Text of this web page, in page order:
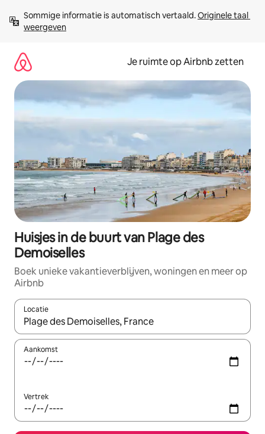
direct
naar
Sommige informatie is automatisch vertaald. Originele taal
weergeven
Je ruimte op Airbnb zetten
Huisjes in de buurt van Plage des
Demoiselles
Boek unieke vakantieverblijven, woningen en meer op
Airbnb
Locatie
Wanneer er suggesties beschikbaar zijn, maak je een keuze
Aankomst
Vertrek